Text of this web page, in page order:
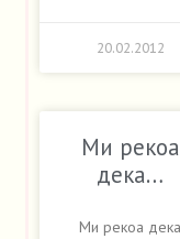
20.02.2012
Ми рекоа
дека…
Ми рекоа дека